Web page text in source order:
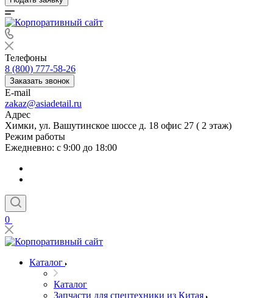
Телефоны
8 (800) 777-58-26
Заказать звонок
E-mail
zakaz@asiadetail.ru
Адрес
Химки, ул. Вашутинское шоссе д. 18 офис 27 ( 2 этаж)
Режим работы
Ежедневно: с 9:00 до 18:00
0
Каталог
Каталог
Запчасти для спецтехники из Китая